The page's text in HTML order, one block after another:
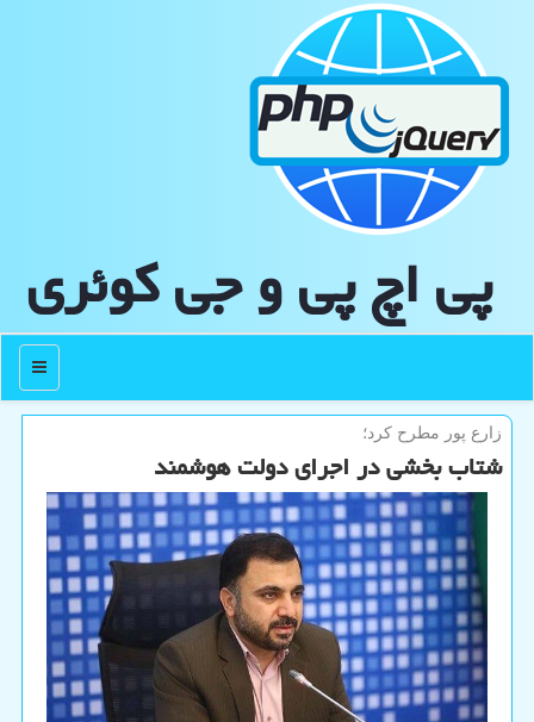
پی اچ پی و جی كوئری
منو
زارع پور مطرح كرد؛
شتاب بخشی در اجرای دولت هوشمند